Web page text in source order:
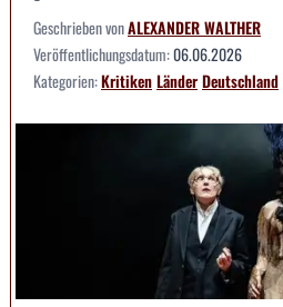
Geschrieben vonALEXANDER WALTHER
Veröffentlichungsdatum:06.06.2026
Kategorien:KritikenLänderDeutschland